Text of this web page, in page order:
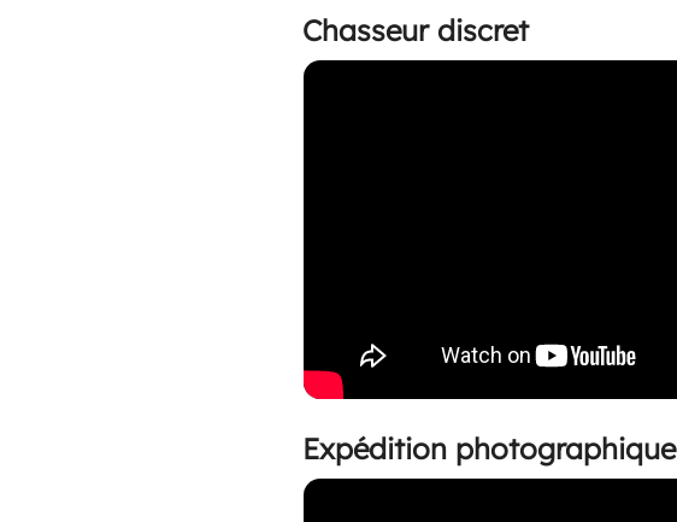
Chasseur discret
Expédition photographique